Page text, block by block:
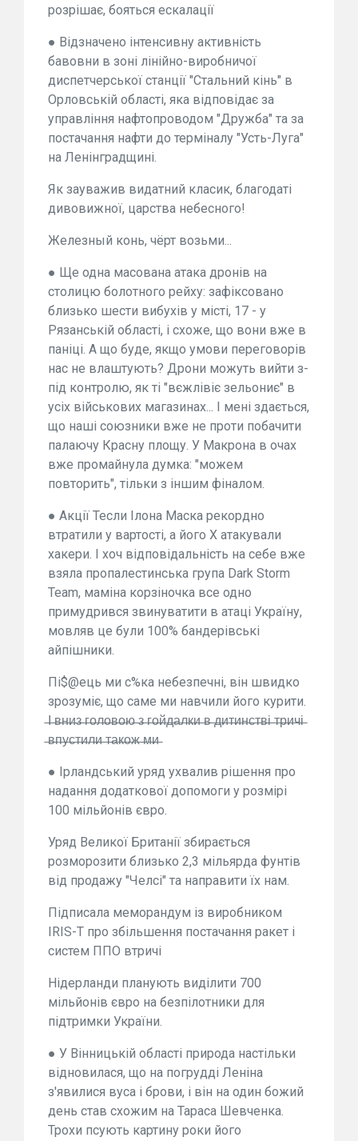
розрішає, бояться ескалації
● Відзначено інтенсивну активність
бавовни в зоні лінійно-виробничої
диспетчерської станції "Стальний кінь" в
Орловській області, яка відповідає за
управління нафтопроводом "Дружба" та за
постачання нафти до терміналу "Усть-Луга"
на Ленінградщині.
Як зауважив видатний класик, благодаті
дивовижної, царства небесного!
Железный конь, чёрт возьми...
● Ще одна масована атака дронів на
столицю болотного рейху: зафіксовано
близько шести вибухів у місті, 17 - у
Рязанській області, і схоже, що вони вже в
паніці. А що буде, якщо умови переговорів
нас не влаштують? Дрони можуть вийти з-
під контролю, як ті "вєжлівіє зельониє" в
усіх військових магазинах... І мені здається,
що наші союзники вже не проти побачити
палаючу Красну площу. У Макрона в очах
вже промайнула думка: "можем
повторить", тільки з іншим фіналом.
● Акції Тесли Ілона Маска рекордно
втратили у вартості, а його X атакували
хакери. І хоч відповідальність на себе вже
взяла пропалестинська група Dark Storm
Team, маміна корзіночка все одно
примудрився звинуватити в атаці Україну,
мовляв це були 100% бандерівські
айпішники.
Пі$@ець ми с%ка небезпечні, він швидко
зрозуміє, що саме ми навчили його курити.
̶І̶ ̶в̶н̶и̶з̶ ̶г̶о̶л̶о̶в̶о̶ю̶ ̶з̶ ̶г̶о̶й̶д̶а̶л̶к̶и̶ ̶в̶ ̶д̶и̶т̶и̶н̶с̶т̶в̶і̶ ̶т̶р̶и̶ч̶і̶
̶в̶п̶у̶с̶т̶и̶л̶и̶ ̶т̶а̶к̶о̶ж̶ ̶м̶и̶
● Ірландський уряд ухвалив рішення про
надання додаткової допомоги у розмірі
100 мільйонів євро.
Уряд Великої Британії збирається
розморозити близько 2,3 мільярда фунтів
від продажу "Челсі" та направити їх нам.
Підписала меморандум із виробником
IRIS-T про збільшення постачання ракет і
систем ППО втричі
Нідерланди планують виділити 700
мільйонів євро на безпілотники для
підтримки України.
● У Вінницькій області природа настільки
відновилася, що на погрудді Леніна
з'явилися вуса і брови, і він на один божий
день став схожим на Тараса Шевченка.
Трохи псують картину роки його